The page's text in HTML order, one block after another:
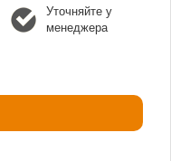
Уточняйте у
менеджера